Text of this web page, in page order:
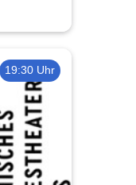
19:30 Uhr